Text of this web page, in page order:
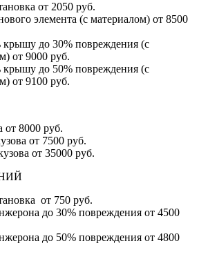
от 2050 руб.
элемента (с материалом) от 8500
крышу до 30% повреждения (с
от 9000 руб.
крышу до 50% повреждения (с
от 9100 руб.
от 8000 руб.
от 7500 руб.
от 35000 руб.
от 750 руб.
до 30% повреждения от 4500
до 50% повреждения от 4800